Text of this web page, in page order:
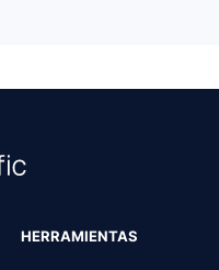
HERRAMIENTAS